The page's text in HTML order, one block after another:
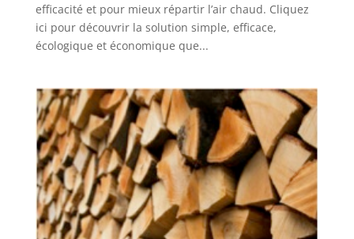
efficacité et pour mieux répartir l’air chaud. Cliquez
ici pour découvrir la solution simple, efficace,
écologique et économique que...